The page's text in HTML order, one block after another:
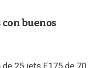
con buenos
25 jets E175 de 70